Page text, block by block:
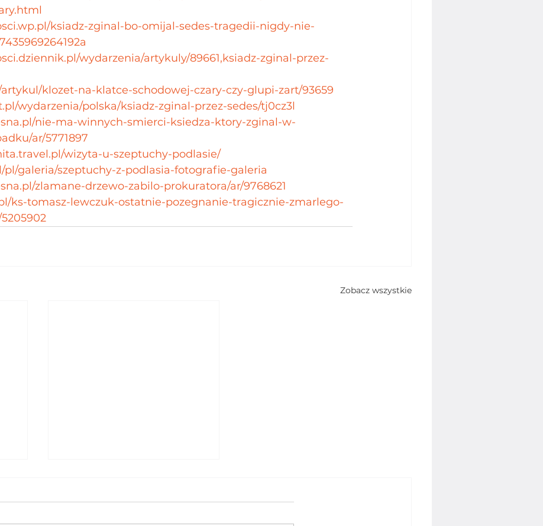
ksiadz-zginal-bo-omijal-sedes-tragedii-nigdy-nie-
wydarzenia/artykuly/89661,ksiadz-zginal-przez-
klozet-na-klatce-schodowej-czary-czy-glupi-zart/93659
wydarzenia/polska/ksiadz-zginal-przez-sedes/tj0cz3l
nie-ma-winnych-smierci-ksiedza-ktory-zginal-w-
ar/5771897
wizyta-u-szeptuchy-podlasie/
pl/galeria/szeptuchy-z-podlasia-fotografie-galeria
zlamane-drzewo-zabilo-prokuratora/ar/9768621
ks-tomasz-lewczuk-ostatnie-pozegnanie-tragicznie-zmarlego-
Zobacz wszystkie